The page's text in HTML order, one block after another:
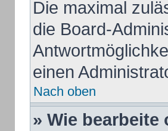
Die maximal
die Board-
einen
Nach oben
» Wie